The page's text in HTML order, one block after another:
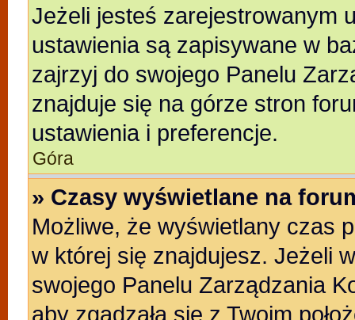
Jeżeli jesteś zarejestrowanym
ustawienia są zapisywane w
zajrzyj do swojego Panelu
znajduje się na górze stron
ustawienia i preferencje.
Góra
» Czasy wyświetlane na
Możliwe, że wyświetlany czas
w której się znajdujesz. Jeżeli
swojego Panelu Zarządzania
aby zgadzała się z Twoim